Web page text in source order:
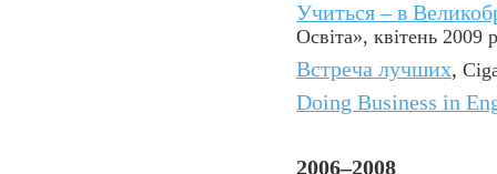
Учиться – в
Освіта», квітень 2009
Встреча лучших,
Doing Business in
2006–2008